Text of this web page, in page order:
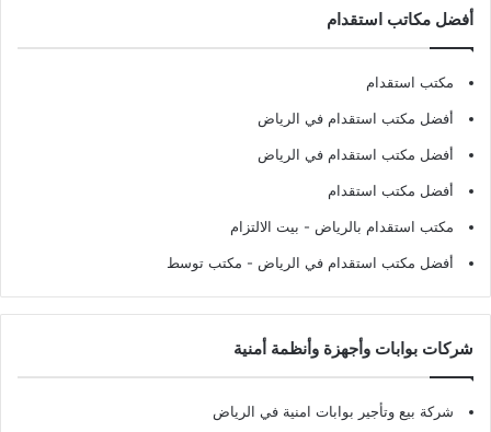
أفضل مكاتب استقدام
مكتب استقدام
أفضل مكتب استقدام في الرياض
أفضل مكتب استقدام في الرياض
أفضل مكتب استقدام
مكتب استقدام بالرياض - بيت الالتزام
أفضل مكتب استقدام في الرياض - مكتب توسط
شركات بوابات وأجهزة وأنظمة أمنية
شركة بيع وتأجير بوابات امنية في الرياض